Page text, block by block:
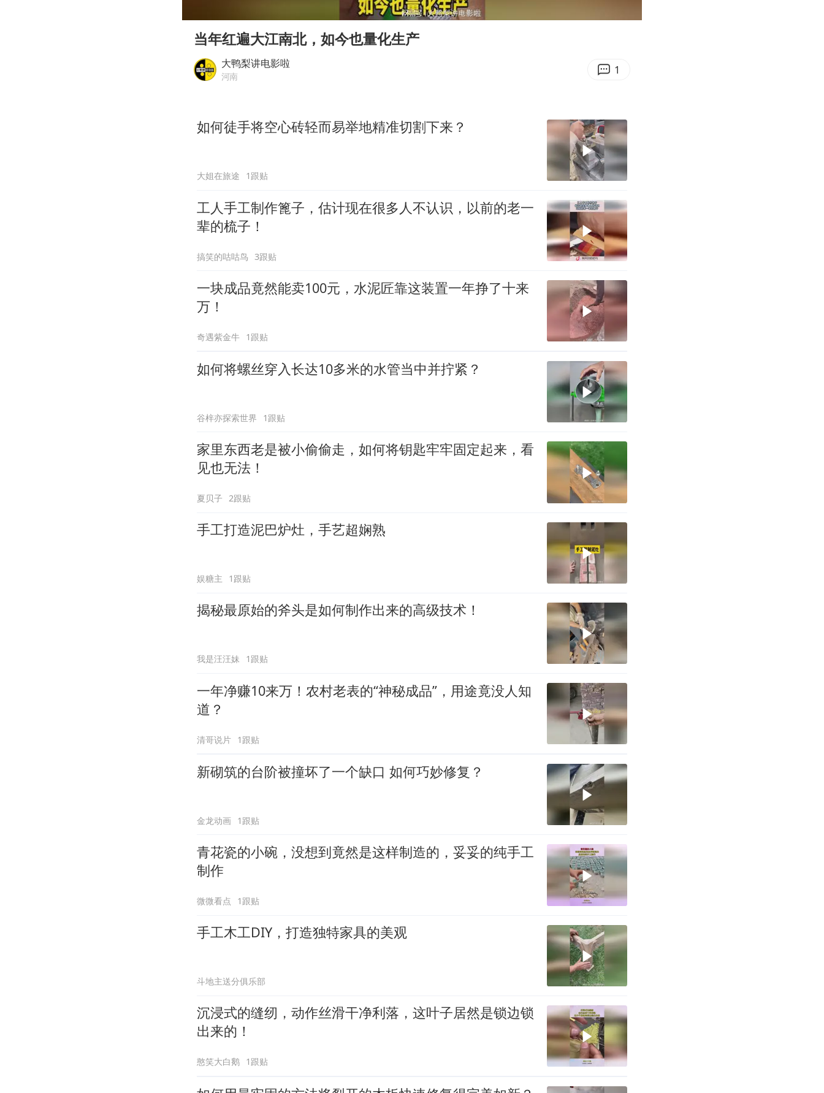
我国编制完成新版全月地质图
郑国霖回应去景区上班被保安拦下
深圳地面沉降致车辆损坏系谣言
首次证实！“胶球”存在
当年红遍大江南北，如今也量化生产
大鸭梨讲电影啦
河南 1
如何徒手将空心砖轻而易举地精准切割下来？
大姐在旅途 1跟贴
工人手工制作篦子，估计现在很多人不认识，以前的老一
辈的梳子！
搞笑的咕咕鸟 3跟贴
一块成品竟然能卖100元，水泥匠靠这装置一年挣了十来
万！
奇遇紫金牛 1跟贴
如何将螺丝穿入长达10多米的水管当中并拧紧？
谷梓亦探索世界 1跟贴
家里东西老是被小偷偷走，如何将钥匙牢牢固定起来，看
见也无法！
夏贝子 2跟贴
手工打造泥巴炉灶，手艺超娴熟
娱糖主 1跟贴
揭秘最原始的斧头是如何制作出来的高级技术！
我是汪汪妹 1跟贴
一年净赚10来万！农村老表的“神秘成品”，用途竟没人知
道？
清哥说片 1跟贴
新砌筑的台阶被撞坏了一个缺口 如何巧妙修复？
金龙动画 1跟贴
青花瓷的小碗，没想到竟然是这样制造的，妥妥的纯手工
制作
微微看点 1跟贴
手工木工DIY，打造独特家具的美观
斗地主送分俱乐部
沉浸式的缝纫，动作丝滑干净利落，这叶子居然是锁边锁
出来的！
憨笑大白鹅 1跟贴